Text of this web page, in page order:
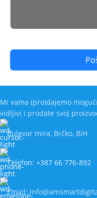
Mi vama (pro)dajemo
vidljivi i prodate svoj
Bulevar mira, Brčko, BiH
Telefon: +387 66 776-892
Email: